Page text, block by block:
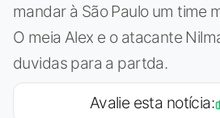
mandar à São Paulo um time
O meia Alex e o atacante
duvidas para a partda.
Avalie esta notícia: